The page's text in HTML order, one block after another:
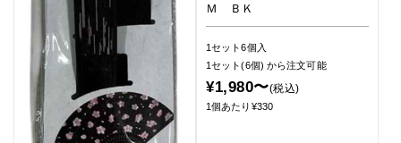
Ｍ ＢＫ
1セット6個入
1セット(6個) から注文可能
¥1,980〜(税込)
1個あたり¥330